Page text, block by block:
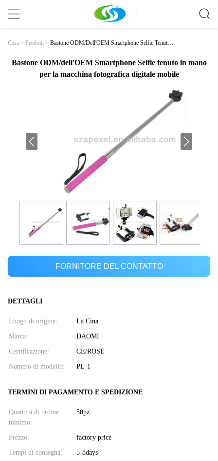
Casa > Prodotti > Bastone ODM/dell'OEM Smartphone Selfie Tenuto I
Bastone ODM/dell'OEM Smartphone Selfie tenuto in mano
per la macchina fotografica digitale mobile
FORNITORE DEL CONTATTO
DETTAGLI
Luogo di origine: La Cina
Marca: DAOMI
Certificazione: CE/ROSE
Numero di modello: PL-1
TERMINI DI PAGAMENTO E SPEDIZIONE
Quantità di ordine
minimo:
50pz
Prezzo: factory price
Tempi di consegna: 5-8days